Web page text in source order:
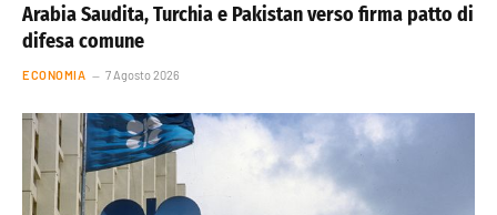
Arabia Saudita, Turchia e Pakistan verso firma patto di
difesa comune
ECONOMIA 7 Agosto 2026